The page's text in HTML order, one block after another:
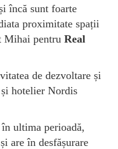
încă sunt foarte
proximitate spații
Mihai pentru Real
de dezvoltare și
hotelier Nordis
ultima perioadă,
are în desfășurare